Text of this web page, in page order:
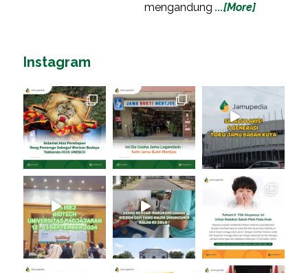
mengandung ...[More]
Instagram